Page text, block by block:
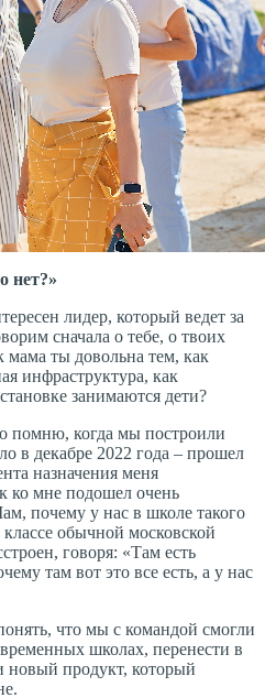
нет?»
лидер, который ведет за
сначала о тебе, о твоих
ты довольна тем, как
инфраструктура, как
занимаются дети?
помню, когда мы построили
в декабре 2022 года – прошел
назначения меня
ко мне подошел очень
почему у нас в школе такого
обычной московской
говоря: «Там есть
там вот это все есть, а у нас
что мы с командой смогли
школах, перенести в
продукт, который